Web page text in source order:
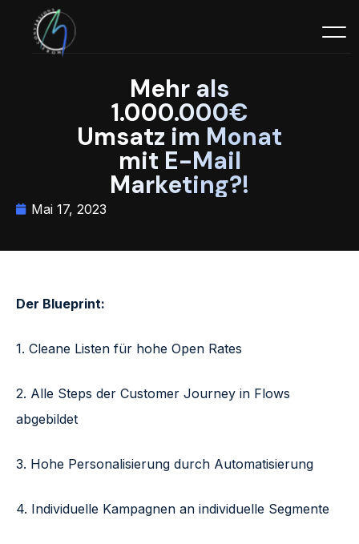
Mehr als
1.000.000€
Umsatz im Monat
mit E-Mail
Marketing?!
Mai 17, 2023
Der Blueprint:
1. Cleane Listen für hohe Open Rates
2. Alle Steps der Customer Journey in Flows
abgebildet
3. Hohe Personalisierung durch Automatisierung
4. Individuelle Kampagnen an individuelle Segmente